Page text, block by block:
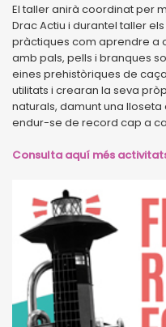
El taller anirà coordinat per
Drac Actiu i durantel taller
pràctiques com aprendre a
amb pals, pells i branques
eines prehistòriques de
utilitats i crearan la seva
naturals, damunt una
endur-se de record cap a
Consulta aquí més